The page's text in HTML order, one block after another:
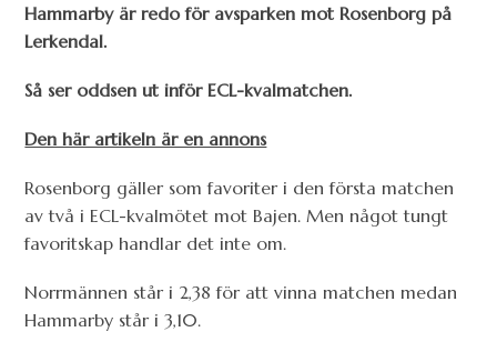
Hammarby är redo för avsparken mot Rosenborg på
Lerkendal.
Så ser oddsen ut inför ECL-kvalmatchen.
Den här artikeln är en annons
Rosenborg gäller som favoriter i den första matchen
av två i ECL-kvalmötet mot Bajen. Men något tungt
favoritskap handlar det inte om.
Norrmännen står i 2,38 för att vinna matchen medan
Hammarby står i 3,10.